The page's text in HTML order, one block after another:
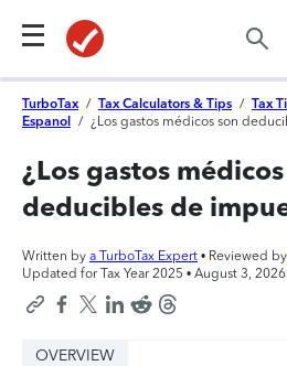
TurboTax / Tax Calculators & Tips / Tax
Espanol
/ ¿Los gastos médicos son
¿Los gastos
deducibles de
Written by a TurboTax Expert • Reviewed by
Updated for Tax Year 2025 • August 3,
OVERVIEW